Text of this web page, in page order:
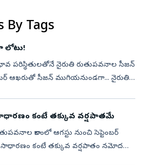
By Tags
లోటు!
పరిస్థితులతోనే నైరుతి రుతుపవనాల సీజన్‌
ఆఖరుతో సీజన్‌ ముగియనుండగా... నైరుతి
కంటే తక్కువ వర్షపాతమే
కంటే తక్కువ వర్షపాతం నమోదయ్యే